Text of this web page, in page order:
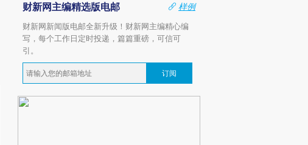
财新网主编精选版电邮
样例
财新网新闻版电邮全新升级！财新网主编精心编
写，每个工作日定时投递，篇篇重磅，可信可
引。
订阅